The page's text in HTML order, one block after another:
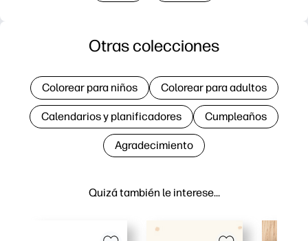
Quizá también le interese…
Otras colecciones
Colorear para niños Colorear para adultos
Calendarios y planificadores Cumpleaños
Agradecimiento